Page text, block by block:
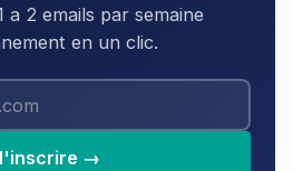
a 2 emails par semaine
en un clic.
→